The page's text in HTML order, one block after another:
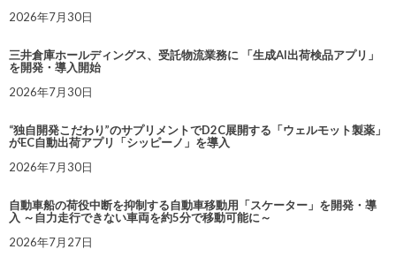
2026年7月30日
三井倉庫ホールディングス、受託物流業務に 「生成AI出荷検品アプリ」
を開発・導入開始
2026年7月30日
“独自開発こだわり”のサプリメントでD2C展開する「ウェルモット製薬」
がEC自動出荷アプリ「シッピーノ」を導入
2026年7月30日
自動車船の荷役中断を抑制する自動車移動用「スケーター」を開発・導
入 ～自力走行できない車両を約5分で移動可能に～
2026年7月27日